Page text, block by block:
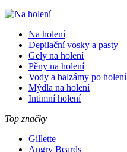
Na holení
Depilační vosky a pasty
Gely na holení
Pěny na holení
Vody a balzámy po holení
Mýdla na holení
Intimní holení
Top značky
Gillette
Angry Beards